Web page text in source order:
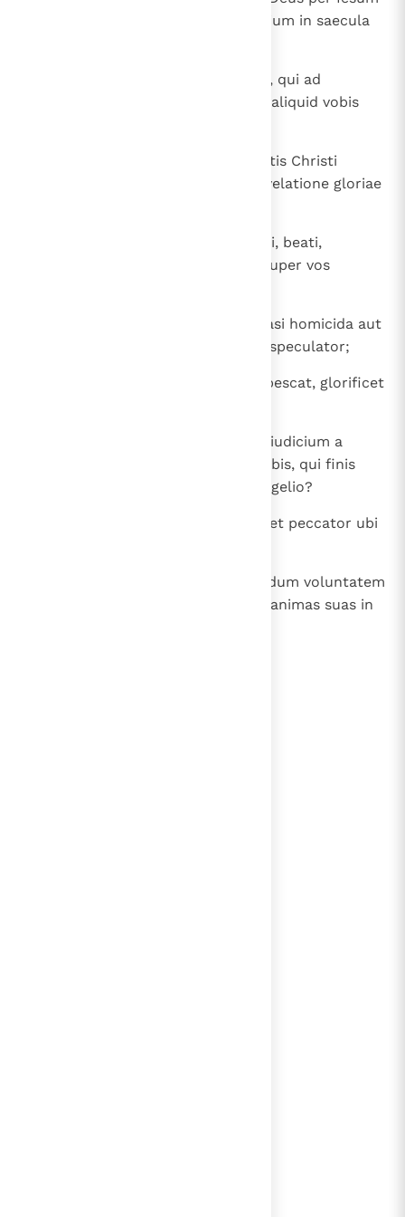
Christum: cui est gloria et imperium in saecula
Carissimi, nolite mirari in fervore, qui ad
tentationem vobis fit, quasi novi aliquid vobis
sed, quemadmodum communicatis Christi
passionibus, gaudete, ut et in revelatione gloriae
Si exprobramini in nomine Christi, beati,
quoniam Spiritus gloriae et Dei super vos
Nemo enim vestrum patiatur quasi homicida aut
fur aut maleficus aut alienorum speculator;
si autem ut christianus, non erubescat, glorificet
Quoniam tempus est, ut incipiat iudicium a
domo Dei; si autem primum a nobis, qui finis
eorum, qui non credunt Dei evangelio?
" Et si iustus vix salvatur, impius et peccator ubi
Itaque et hi, qui patiuntur secundum voluntatem
Dei, fideli Creatori commendent animas suas in